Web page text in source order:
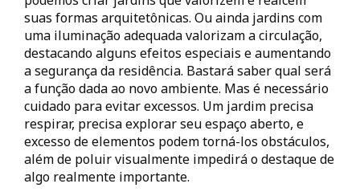
suas formas arquitetônicas. Ou ainda jardins com
uma iluminação adequada valorizam a circulação,
destacando alguns efeitos especiais e aumentando
a segurança da residência. Bastará saber qual será
a função dada ao novo ambiente. Mas é necessário
cuidado para evitar excessos. Um jardim precisa
respirar, precisa explorar seu espaço aberto, e
excesso de elementos podem torná-los obstáculos,
além de poluir visualmente impedirá o destaque de
algo realmente importante.